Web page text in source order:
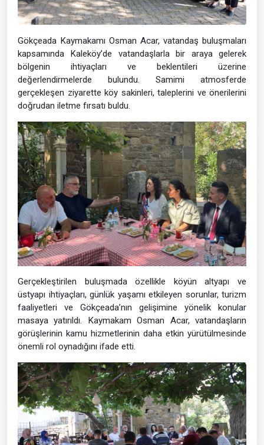
Gökçeada Kaymakamı Osman Acar, vatandaş buluşmaları
kapsamında Kaleköy’de vatandaşlarla bir araya gelerek
bölgenin ihtiyaçları ve beklentileri üzerine
değerlendirmelerde bulundu. Samimi atmosferde
gerçekleşen ziyarette köy sakinleri, taleplerini ve önerilerini
doğrudan iletme fırsatı buldu.
Gerçekleştirilen buluşmada özellikle köyün altyapı ve
üstyapı ihtiyaçları, günlük yaşamı etkileyen sorunlar, turizm
faaliyetleri ve Gökçeada’nın gelişimine yönelik konular
masaya yatırıldı. Kaymakam Osman Acar, vatandaşların
görüşlerinin kamu hizmetlerinin daha etkin yürütülmesinde
önemli rol oynadığını ifade etti.